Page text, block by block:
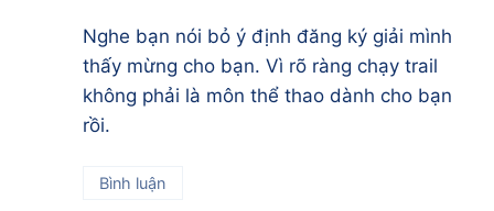
Nghe bạn nói bỏ ý định đăng ký giải mình
thấy mừng cho bạn. Vì rõ ràng chạy trail
không phải là môn thể thao dành cho bạn
rồi.
Bình luận